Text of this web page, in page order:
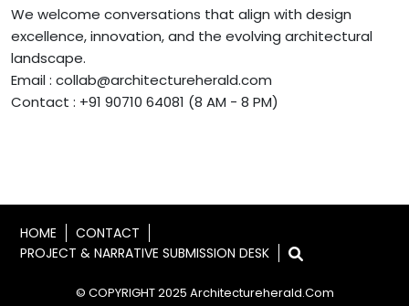
We welcome conversations that align with design
excellence, innovation, and the evolving architectural
landscape.
Email : collab@architectureherald.com
Contact : +91 90710 64081 (8 AM - 8 PM)
© COPYRIGHT 2025 Architectureherald.com
HOME
CONTACT
PROJECT & NARRATIVE SUBMISSION DESK